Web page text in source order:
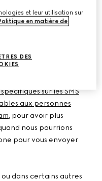
plus d’informations sur
être amenés à
;
sur les SMS
aux personnes
, pour avoir plus
nous pourrions
pour vous envoyer
dans certains autres
et leur utilisation sur
en matière de
DES